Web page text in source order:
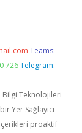
Teams:
726 Telegram:
Bilgi Teknolojileri
Yer Sağlayıcı
proaktif